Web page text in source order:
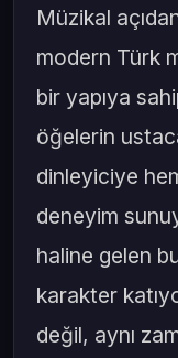
Müzikal
modern Türk
bir yapıya
öğelerin
dinleyiciye
deneyim
haline gelen
karakter
değil, aynı